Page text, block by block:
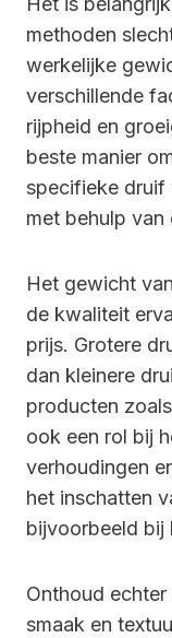
methoden
werkelijke
verschillende
rijpheid en
beste manier
specifieke druif
met behulp van
Het gewicht
de kwaliteit
prijs. Grotere
dan kleinere
producten
ook een rol bij
verhoudingen
het inschatten
bijvoorbeeld bij
Onthoud
smaak en